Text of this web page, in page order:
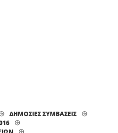
ΔΗΜΟΣΙΕΣ ΣΥΜΒΑΣΕΙΣ